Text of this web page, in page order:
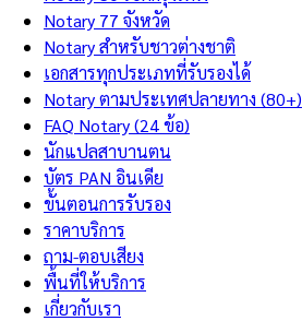
Notary 77 จังหวัด
Notary สำหรับชาวต่างชาติ
เอกสารทุกประเภทที่รับรองได้
Notary ตามประเทศปลายทาง (80+)
FAQ Notary (24 ข้อ)
นักแปลสาบานตน
บัตร PAN อินเดีย
ขั้นตอนการรับรอง
ราคาบริการ
ถาม-ตอบเสียง
พื้นที่ให้บริการ
เกี่ยวกับเรา